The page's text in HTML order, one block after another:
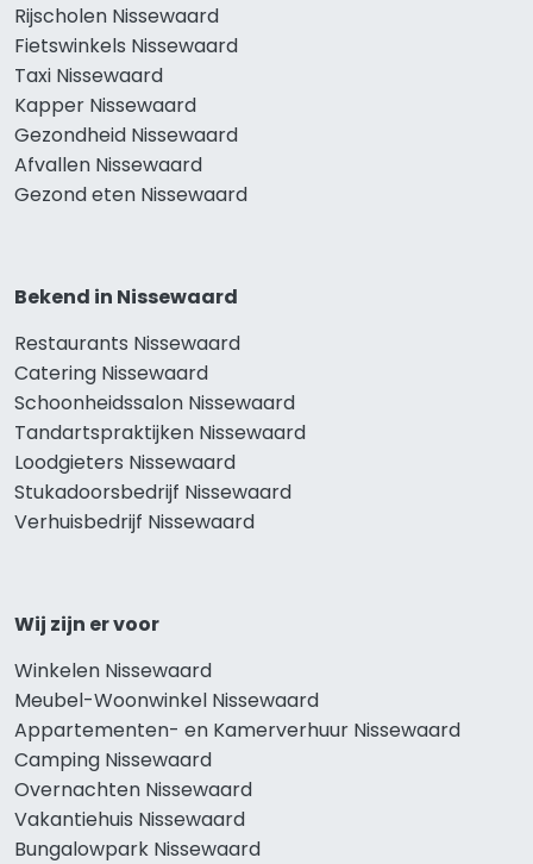
Rijscholen Nissewaard
Fietswinkels Nissewaard
Taxi Nissewaard
Kapper Nissewaard
Gezondheid Nissewaard
Afvallen Nissewaard
Gezond eten Nissewaard
Bekend in Nissewaard
Restaurants Nissewaard
Catering Nissewaard
Schoonheidssalon Nissewaard
Tandartspraktijken Nissewaard
Loodgieters Nissewaard
Stukadoorsbedrijf Nissewaard
Verhuisbedrijf Nissewaard
Wij zijn er voor
Winkelen Nissewaard
Meubel-Woonwinkel Nissewaard
Appartementen- en Kamerverhuur Nissewaard
Camping Nissewaard
Overnachten Nissewaard
Vakantiehuis Nissewaard
Bungalowpark Nissewaard